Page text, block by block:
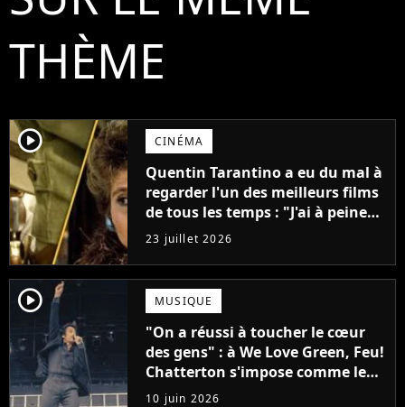
THÈME
player2 CINÉMA
Quentin Tarantino a eu du mal à
regarder l'un des meilleurs films
de tous les temps : "J'ai à peine
réussi à aller jusqu'au générique
de fin"
23 juillet 2026
player2 MUSIQUE
"On a réussi à toucher le cœur
des gens" : à We Love Green, Feu!
Chatterton s'impose comme le
groupe rock français de sa
10 juin 2026